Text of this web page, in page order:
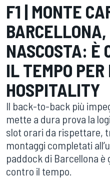
F1 | MONTE
NASCOSTA: È
IL TEMPO
HOSPITALITY
Il back-to-back più
mette a dura prova la
slot orari da rispettare,
montaggi completati
paddock di Barcellona è
contro il tempo.